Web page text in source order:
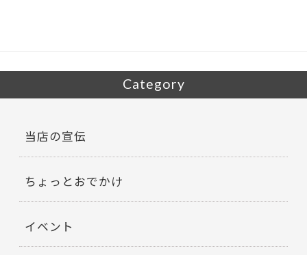
Category
当店の宣伝
ちょっとおでかけ
イベント